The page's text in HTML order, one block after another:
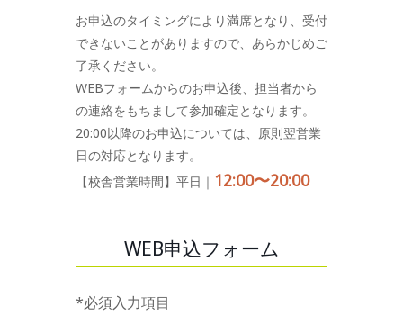
お申込のタイミングにより満席となり、受付
できないことがありますので、あらかじめご
了承ください。
WEBフォームからのお申込後、担当者から
の連絡をもちまして参加確定となります。
20:00以降のお申込については、原則翌営業
日の対応となります。
【校舎営業時間】平日｜ 12:00〜20:00
WEB申込フォーム
*必須入力項目